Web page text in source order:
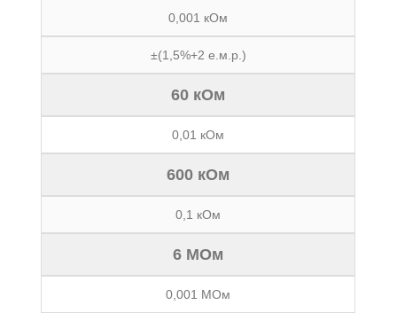
0,001 кОм
±(1,5%+2 е.м.р.)
60 кОм
0,01 кОм
600 кОм
0,1 кОм
6 МОм
0,001 МОм